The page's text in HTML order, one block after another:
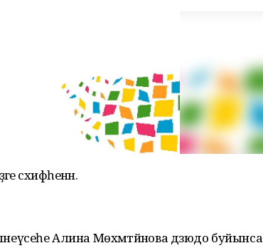
сәхифәһенән.
Алина Мөхәмәтйәнова дзюдо буйынса